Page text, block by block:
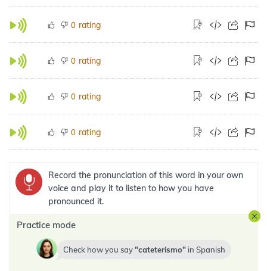
0 rating
0 rating
0 rating
0 rating
Record the pronunciation of this word in your own
voice and play it to listen to how you have
pronounced it.
Practice mode
Check how you say cateterismo in Spanish